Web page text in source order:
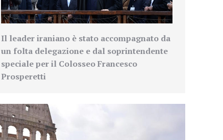
Il leader iraniano è stato accompagnato da
un folta delegazione e dal soprintendente
speciale per il Colosseo Francesco
Prosperetti